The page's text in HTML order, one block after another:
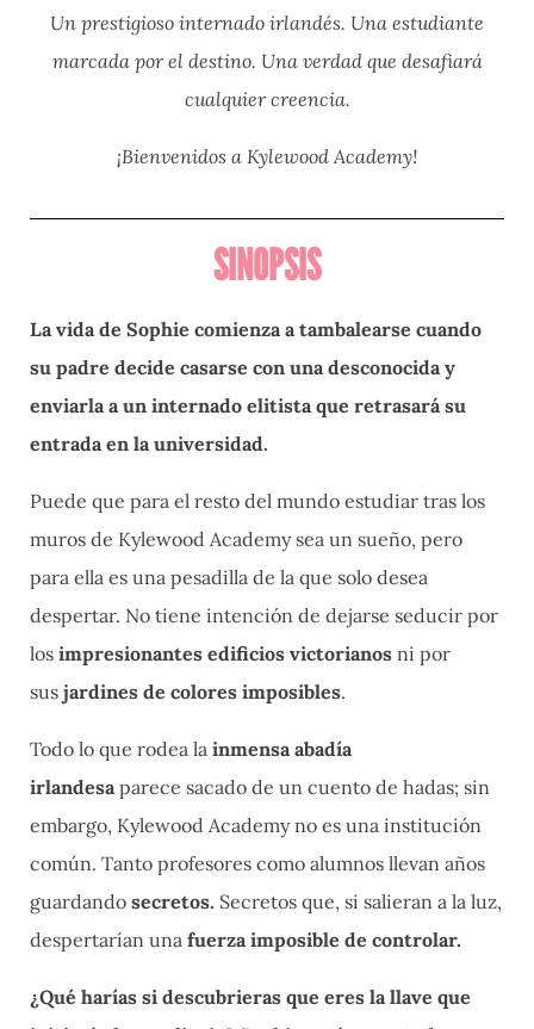
Un prestigioso internado irlandés. Una estudiante
marcada por el destino. Una verdad que desafiará
cualquier creencia.
¡Bienvenidos a Kylewood Academy!
SINOPSIS
La vida de Sophie comienza a tambalearse cuando
su padre decide casarse con una desconocida y
enviarla a un internado elitista que retrasará su
entrada en la universidad.
Puede que para el resto del mundo estudiar tras los
muros de Kylewood Academy sea un sueño, pero
para ella es una pesadilla de la que solo desea
despertar. No tiene intención de dejarse seducir por
los impresionantes edificios victorianos ni por
sus jardines de colores imposibles.
Todo lo que rodea la inmensa abadía
irlandesa parece sacado de un cuento de hadas; sin
embargo, Kylewood Academy no es una institución
común. Tanto profesores como alumnos llevan años
guardando secretos. Secretos que, si salieran a la luz,
despertarían una fuerza imposible de controlar.
¿Qué harías si descubrieras que eres la llave que